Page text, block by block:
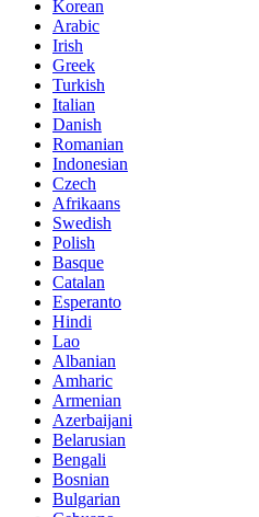
Korean
Arabic
Irish
Greek
Turkish
Italian
Danish
Romanian
Indonesian
Czech
Afrikaans
Swedish
Polish
Basque
Catalan
Esperanto
Hindi
Lao
Albanian
Amharic
Armenian
Azerbaijani
Belarusian
Bengali
Bosnian
Bulgarian